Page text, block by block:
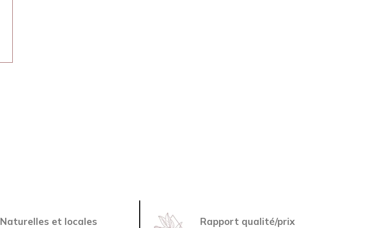
Naturelles et locales Rapport qualité/prix